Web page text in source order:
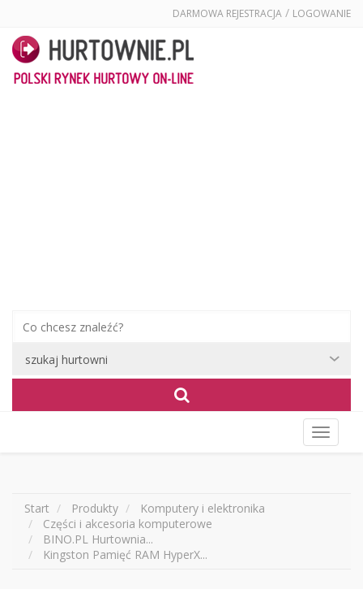
DARMOWA REJESTRACJA / LOGOWANIE
menu
Start Produkty
Komputery i elektronika
Części i akcesoria komputerowe
BINO.PL Hurtownia...
Kingston Pamięć RAM HyperX...